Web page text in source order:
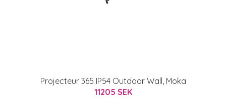
Projecteur 365 IP54 Outdoor Wall, Moka
11205 SEK